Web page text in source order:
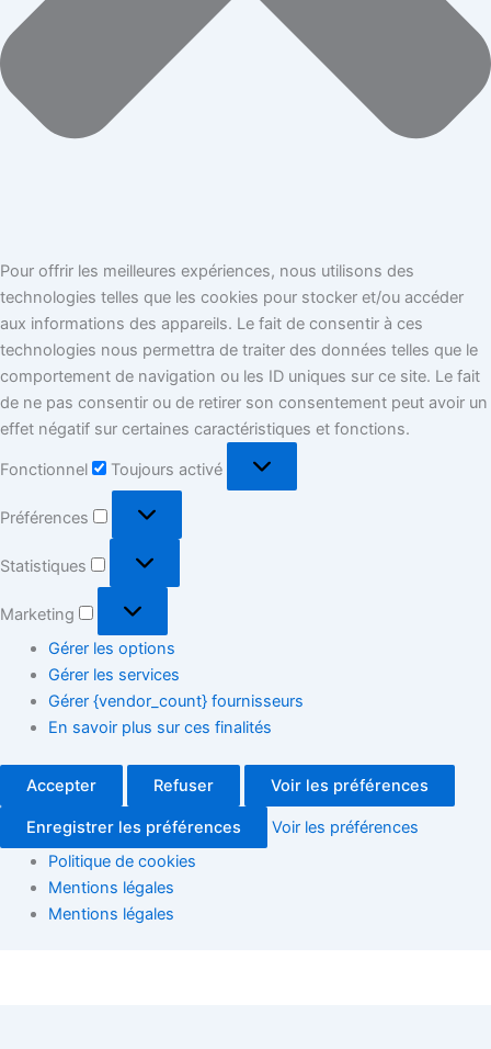
Pour offrir les meilleures expériences, nous utilisons des
technologies telles que les cookies pour stocker et/ou accéder
aux informations des appareils. Le fait de consentir à ces
technologies nous permettra de traiter des données telles que le
comportement de navigation ou les ID uniques sur ce site. Le fait
de ne pas consentir ou de retirer son consentement peut avoir un
effet négatif sur certaines caractéristiques et fonctions.
Fonctionnel Toujours activé
Préférences
Statistiques
Marketing
Gérer les options
Gérer les services
Gérer {vendor_count} fournisseurs
En savoir plus sur ces finalités
Accepter Refuser Voir les préférences
Enregistrer les préférences
Voir les préférences
Politique de cookies
Mentions légales
Mentions légales